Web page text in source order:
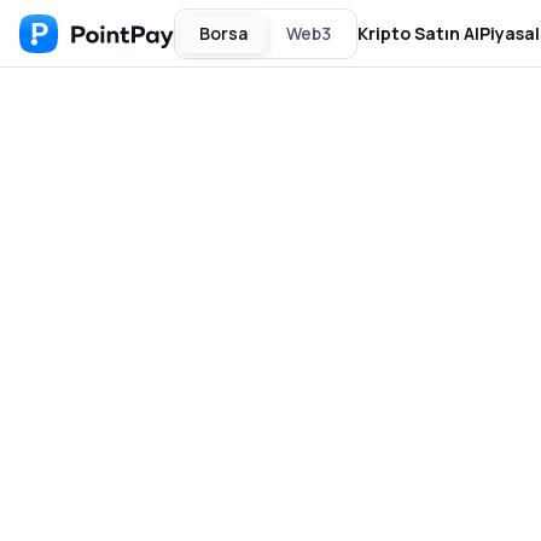
Borsa Web3 Kripto Satın Al